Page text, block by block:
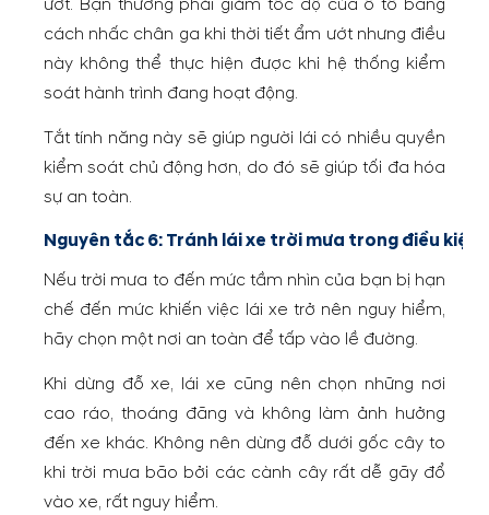
ướt. Bạn thường phải giảm tốc độ của ô tô bằng
cách nhấc chân ga khi thời tiết ẩm ướt nhưng điều
này không thể thực hiện được khi hệ thống kiểm
soát hành trình đang hoạt động.
Tắt tính năng này sẽ giúp người lái có nhiều quyền
kiểm soát chủ động hơn, do đó sẽ giúp tối đa hóa
sự an toàn.
Nguyên tắc 6: Tránh lái xe trời mưa trong điều
Nếu trời mưa to đến mức tầm nhìn của bạn bị hạn
chế đến mức khiến việc lái xe trở nên nguy hiểm,
hãy chọn một nơi an toàn để tấp vào lề đường.
Khi dừng đỗ xe, lái xe cũng nên chọn những nơi
cao ráo, thoáng đãng và không làm ảnh hưởng
đến xe khác. Không nên dừng đỗ dưới gốc cây to
khi trời mưa bão bởi các cành cây rất dễ gãy đổ
vào xe, rất nguy hiểm.